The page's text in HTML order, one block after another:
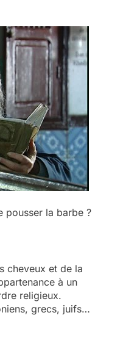
pousser la barbe ?
cheveux et de la
à un
religieux.
grecs, juifs…